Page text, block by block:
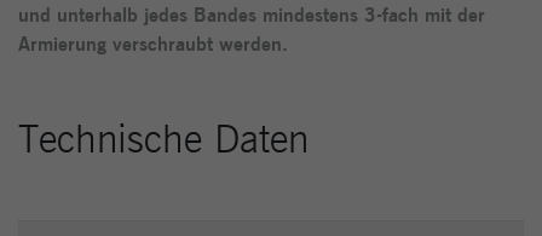
und unterhalb jedes Bandes mindestens 3-fach mit der
Armierung verschraubt werden.
Technische Daten